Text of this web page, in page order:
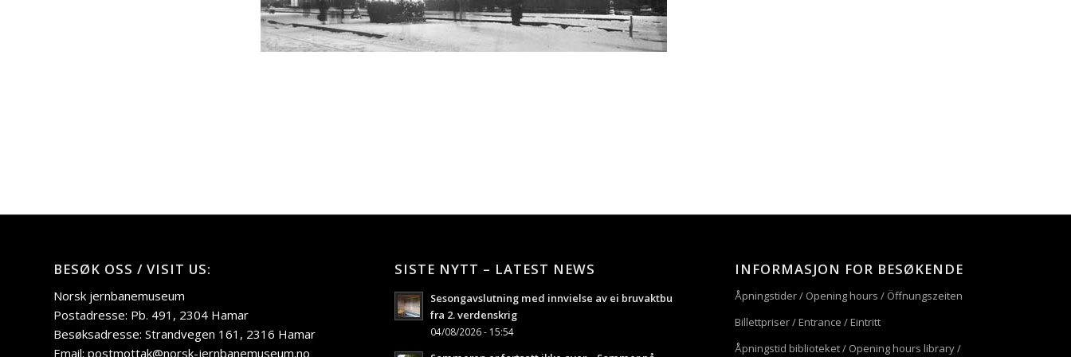
BESØK OSS / VISIT US:
Norsk jernbanemuseum
Postadresse: Pb. 491, 2304 Hamar
Besøksadresse: Strandvegen 161, 2316 Hamar
Email: postmottak@norsk-jernbanemuseum.no
SISTE NYTT – LATEST NEWS
Sesongavslutning med innvielse av ei bruvaktbu
fra 2. verdenskrig
04/08/2026 - 15:54
INFORMASJON FOR BESØKENDE
Åpningstider / Opening hours / Öffnungszeiten
Billettpriser / Entrance / Eintritt
Åpningstid biblioteket / Opening hours library /